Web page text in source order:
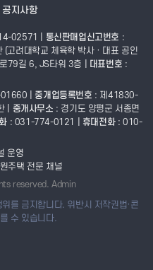
공지사항
02571 | 통신판매업신고번호 :
고려대학교 체육학 박사 · 대표 공인
79길 6, JS타워 3층 | 대표번호 :
| 중개업등록번호 : 제41830-
중개사무소 : 경기도 양평군 서종면
: 031-774-0121 | 휴대전화: 010-
운영
주택 전문 채널
reserved.Admin
를 금지합니다. 위반시 저작권법·콘
수 있습니다.